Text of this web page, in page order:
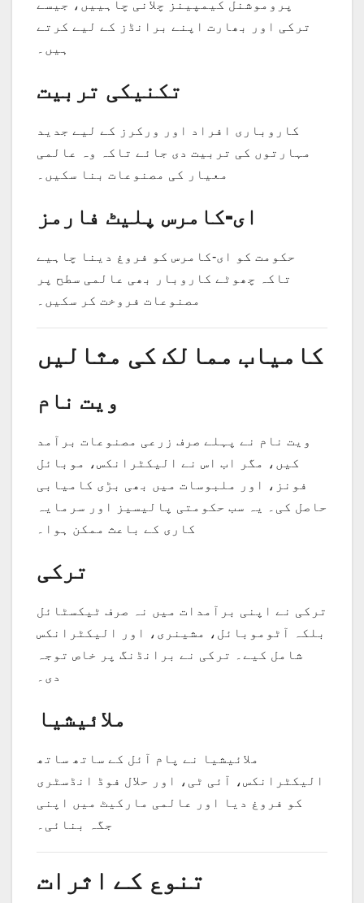
پروموشنل کیمپینز چلانی چاہییں، جیسے
ترکی اور بھارت اپنے برانڈز کے لیے کرتے
ہیں۔
تکنیکی تربیت
کاروباری افراد اور ورکرز کے لیے جدید
مہارتوں کی تربیت دی جائے تاکہ وہ عالمی
معیار کی مصنوعات بنا سکیں۔
ای-کامرس پلیٹ فارمز
حکومت کو ای-کامرس کو فروغ دینا چاہیے
تاکہ چھوٹے کاروبار بھی عالمی سطح پر
مصنوعات فروخت کر سکیں۔
کامیاب ممالک کی مثالیں
ویت نام
ویت نام نے پہلے صرف زرعی مصنوعات برآمد
کیں، مگر اب اس نے الیکٹرانکس، موبائل
فونز، اور ملبوسات میں بھی بڑی کامیابی
حاصل کی۔ یہ سب حکومتی پالیسیز اور سرمایہ
کاری کے باعث ممکن ہوا۔
ترکی
ترکی نے اپنی برآمدات میں نہ صرف ٹیکسٹائل
بلکہ آٹوموبائل، مشینری، اور الیکٹرانکس
شامل کیے۔ ترکی نے برانڈنگ پر خاص توجہ
دی۔
ملائیشیا
ملائیشیا نے پام آئل کے ساتھ ساتھ
الیکٹرانکس، آئی ٹی، اور حلال فوڈ انڈسٹری
کو فروغ دیا اور عالمی مارکیٹ میں اپنی
جگہ بنائی۔
تنوع کے اثرات